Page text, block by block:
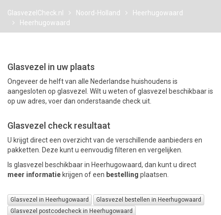
GlasvezelCheck.nl Noord-Holland
Heerhugowaard
Heerhugowaard
Glasvezel in uw plaats
Ongeveer de helft van alle Nederlandse huishoudens is
aangesloten op glasvezel. Wilt u weten of glasvezel beschikbaar is
op uw adres, voer dan onderstaande check uit.
Glasvezel check resultaat
U krijgt direct een overzicht van de verschillende aanbieders en
pakketten. Deze kunt u eenvoudig filteren en vergelijken.
Is glasvezel beschikbaar in Heerhugowaard, dan kunt u direct
meer informatie krijgen of een bestelling plaatsen.
Glasvezel in Heerhugowaard
Glasvezel bestellen in Heerhugowaard
Glasvezel postcodecheck in Heerhugowaard